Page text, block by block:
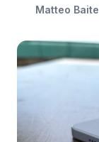
Matteo